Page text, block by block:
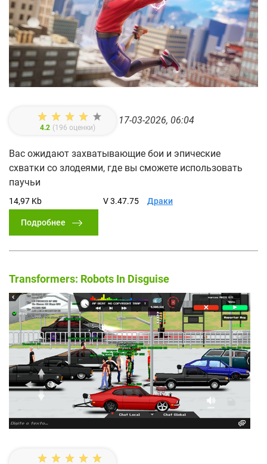
4.2 (196 оценки)
17-03-2026, 06:04
Вас ожидают захватывающие бои и эпические
схватки со злодеями, где вы сможете использовать
паучьи
14,97 Kb V 3.47.75 Драки
Подробнее
Transformers: Robots In Disguise